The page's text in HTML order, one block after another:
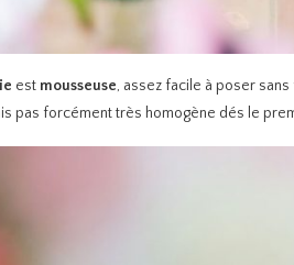
est mousseuse, assez facile à poser
pas forcément très homogène dés le